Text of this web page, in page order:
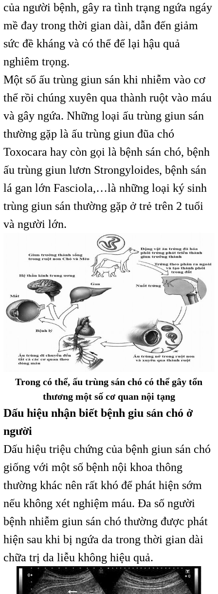
của người bệnh, gây ra tình trạng ngứa ngáy
mề đay trong thời gian dài, dẫn đến giảm
sức đề kháng và có thể để lại hậu quả
nghiêm trọng.
Một số ấu trùng giun sán khi nhiễm vào cơ
thể rồi chúng xuyên qua thành ruột vào máu
và gây ngứa. Những loại ấu trùng giun sán
thường gặp là ấu trùng giun đũa chó
Toxocara hay còn gọi là bệnh sán chó, bệnh
ấu trùng giun lươn Strongyloides, bệnh sán
lá gan lớn Fasciola,…là những loại ký sinh
trùng giun sán thường gặp ở trẻ trên 2 tuổi
và người lớn.
Trong có thể, ấu trùng sán chó có thể gây tổn
thương một số cơ quan nội tạng
Dấu hiệu nhận biết bệnh giu sán chó ở
người
Dấu hiệu triệu chứng của bệnh giun sán chó
giống với một số bệnh nội khoa thông
thường khác nên rất khó để phát hiện sớm
nếu không xét nghiệm máu. Đa số người
bệnh nhiễm giun sán chó thường được phát
hiện sau khi bị ngứa da trong thời gian dài
chữa trị da liễu không hiệu quả.